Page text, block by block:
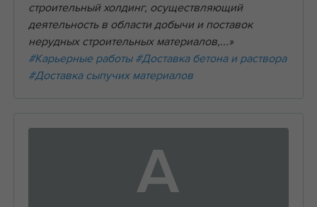
строительный холдинг, осуществляющий
деятельность в области добычи и поставок
нерудных строительных материалов,...»
#Карьерные работы #Доставка бетона и раствора
#Доставка сыпучих материалов
А